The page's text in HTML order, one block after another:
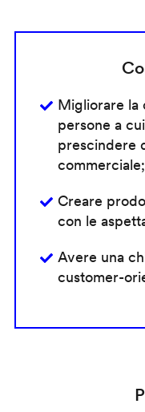
Migliorare la
persone a
prescindere
commerciale;
Creare
con le
Avere una
customer-